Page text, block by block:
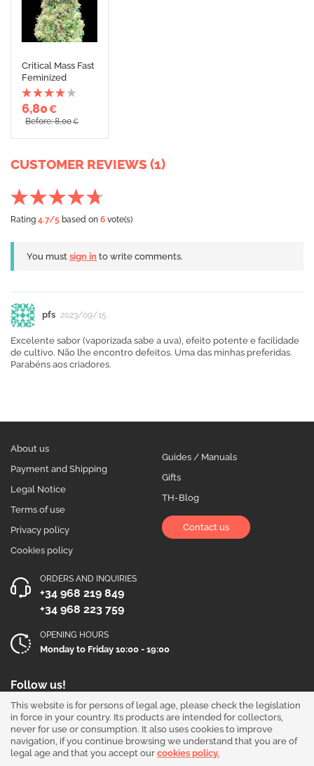
Critical Mass Fast
Feminized
6,80€
Before: 8,00€
CUSTOMER REVIEWS (1)
Rating 4.7/5 based on 6 vote(s)
You must sign in to write comments.
pfs 2023/09/15
Excelente sabor (vaporizada sabe a uva), efeito potente e facilidade
de cultivo. Não lhe encontro defeitos. Uma das minhas preferidas.
Parabéns aos criadores.
About us
Payment and Shipping
Legal Notice
Terms of use
Privacy policy
Cookies policy
Guides / Manuals
Gifts
TH-Blog
Contact us
ORDERS AND INQUIRIES
+34 968 219 849
+34 968 223 759
OPENING HOURS
Monday to Friday 10:00 - 19:00
Follow us!
This website is for persons of legal age, please check the legislation
in force in your country. Its products are intended for collectors,
never for use or consumption. It also uses cookies to improve
navigation, if you continue browsing we understand that you are of
legal age and that you accept our cookies policy.